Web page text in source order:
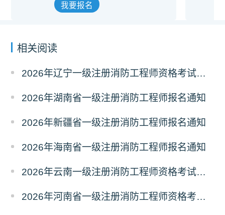
我要报名
相关阅读
2026年辽宁一级注册消防工程师资格考试报名通知
2026年湖南省一级注册消防工程师报名通知
2026年新疆省一级注册消防工程师报名通知
2026年海南省一级注册消防工程师报名通知
2026年云南一级注册消防工程师资格考试报名通知
2026年河南省一级注册消防工程师资格考试报名通知